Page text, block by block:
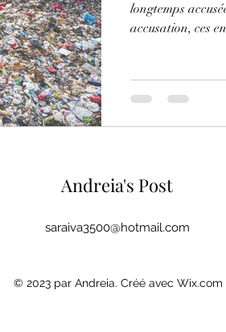
longtemps
accusation, ces
Andreia's Post
saraiva3500@hotmail.com
© 2023 par Andreia. Créé avec Wix.com